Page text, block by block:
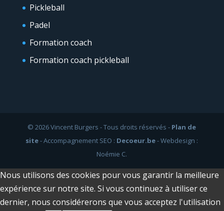
Pickleball
Padel
Formation coach
Formation coach pickleball
© 2026 Vincent Burgers - Tous droits réservés - Plan de
site- Accompagnement SEO : Decoeur.be- Webdesign :
Noémie C.
Nous utilisons des cookies pour vous garantir la meilleure
expérience sur notre site. Si vous continuez à utiliser ce
dernier, nous considérerons que vous acceptez l'utilisation